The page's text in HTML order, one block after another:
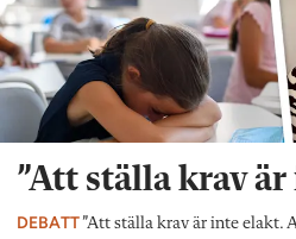
”Att ställa krav
DEBATT”Att ställa krav är inte elakt.